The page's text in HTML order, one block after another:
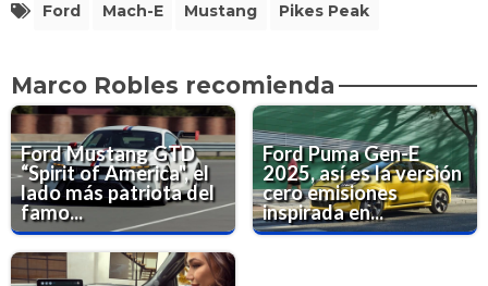
Ford Mach-E Mustang Pikes Peak
Marco Robles recomienda
Ford Mustang GTD
“Spirit of America", el
lado más patriota del
famo...
Ford Puma Gen-E
2025, así es la versión
cero emisiones
inspirada en...